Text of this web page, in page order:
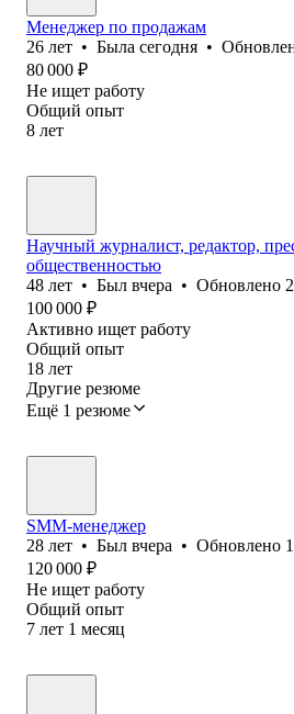
Менеджер по продажам
26 лет • Была сегодня •
80 000 ₽
Не ищет работу
Общий опыт
8 лет
Научный журналист, редактор,
общественностью
48 лет • Был вчера • Обновлено
100 000 ₽
Активно ищет работу
Общий опыт
18 лет
Другие резюме
Ещё 1 резюме
SMM-менеджер
28 лет • Был вчера • Обновлено
120 000 ₽
Не ищет работу
Общий опыт
7 лет 1 месяц